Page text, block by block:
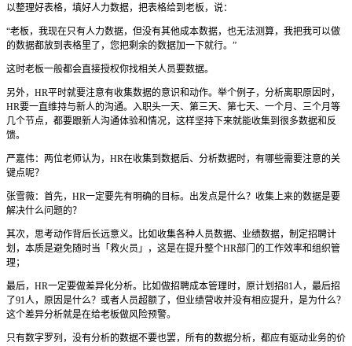
以整理好表格，填好人力数据，把表格给到老板，说：
“老板，我现在只有人力数据，但没有其他成本数据，也无法测算，我把我可以做
的数据都放到表格里了，您把剩余的数据加一下就行。”
这时老板一般都会直接授权你找相关人员要数据。
另外，HR平时就要注意有收集数据的意识和动作。举个例子，分析离职原因时，
HR要一直维持与新人的沟通。入职头一天、第三天、第七天、一个月、三个月等
几个节点，都要跟新人沟通体验和情况，这样坚持下来就能收集到很多数据和反
馈。
严嘉伟：两位老师认为，HR在收集到数据后、分析数据时，有哪些需要注意的关
键点呢？
张雪薇：首先，HR一定要先有明确的目标。出发点是什么？收集上来的数据是要
解决什么问题的？
其次，思考动作背后长远意义。比如收集各种人员数据、业绩数据，制定招聘计
划，本质是避免随时当「救火员」，这是在提升整个HR部门的工作效率和组织管
理；
最后，HR一定要做差异化分析。比如做招聘成本管理时，原计划招81人，最后招
了91人，原因是什么？或者人员超额了，但业绩营收并没有相应提升，是为什么？
这个差异分析就是在给老板做风险预警。
只有数字罗列，没有分析的数据不要也罢，所有的数据分析，都应有驱动业务的价